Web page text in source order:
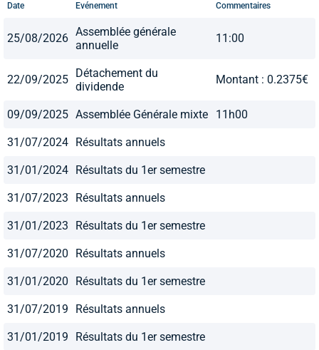
Date Evénement Commentaires
25/08/2026 Assemblée générale
annuelle
11:00
22/09/2025
Détachement du
dividende
Montant : 0.2375€
09/09/2025 Assemblée Générale mixte 11h00
31/07/2024 Résultats annuels
31/01/2024 Résultats du 1er semestre
31/07/2023 Résultats annuels
31/01/2023 Résultats du 1er semestre
31/07/2020 Résultats annuels
31/01/2020 Résultats du 1er semestre
31/07/2019 Résultats annuels
31/01/2019 Résultats du 1er semestre